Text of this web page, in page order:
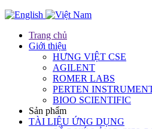
Trang chủ
Giới thiệu
HƯNG VIỆT CSE
AGILENT
ROMER LABS
PERTEN
BIOO SCIENTIFIC
Sản phẩm
TÀI LIỆU ỨNG DỤNG